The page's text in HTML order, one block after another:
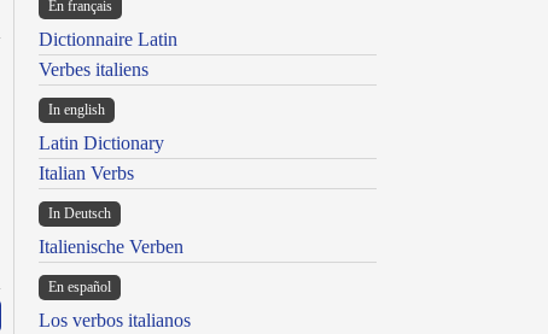
En français
Dictionnaire Latin
Verbes italiens
In english
Latin Dictionary
Italian Verbs
In Deutsch
Italienische Verben
En español
Los verbos italianos